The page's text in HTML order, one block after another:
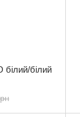
білий